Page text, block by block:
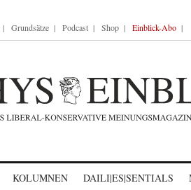
Grundsätze Podcast Shop Einblick-Abo
KOLUMNEN DAILI|ES|SENTIALS